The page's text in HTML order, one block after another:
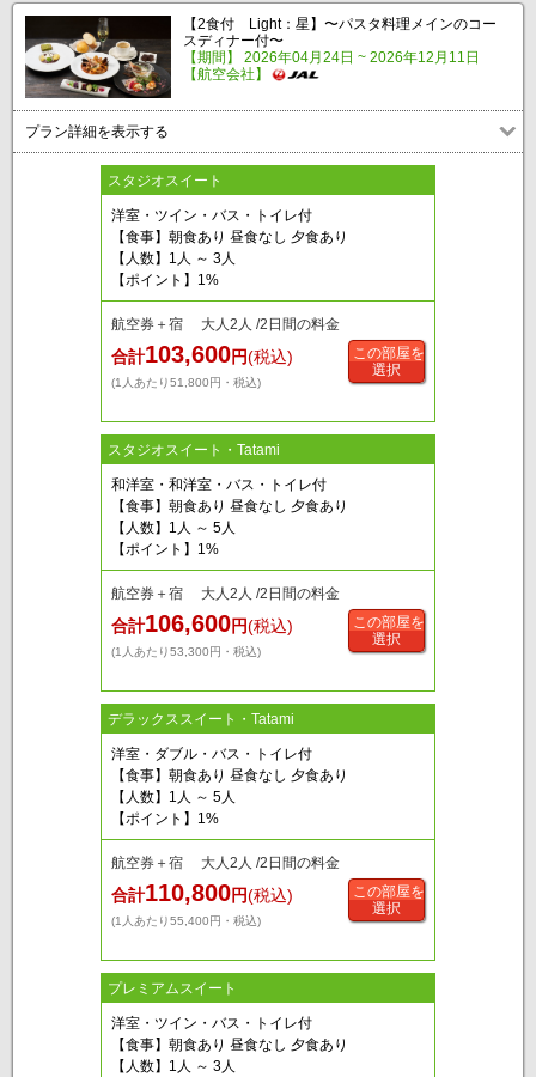
【2食付 Light：星】〜パスタ料理メインのコー
スディナー付〜
【期間】 2026年04月24日 ~ 2026年12月11日
【航空会社】
プラン詳細を表示する
スタジオスイート
洋室・ツイン・バス・トイレ付
【食事】朝食あり 昼食なし 夕食あり
【人数】1人 ～ 3人
【ポイント】1%
航空券＋宿 大人2人 /2日間の料金
合計103,600円(税込)
(1人あたり51,800円・税込)
この部屋を
選択
スタジオスイート・Tatami
和洋室・和洋室・バス・トイレ付
【食事】朝食あり 昼食なし 夕食あり
【人数】1人 ～ 5人
【ポイント】1%
航空券＋宿 大人2人 /2日間の料金
合計106,600円(税込)
(1人あたり53,300円・税込)
この部屋を
選択
デラックススイート・Tatami
洋室・ダブル・バス・トイレ付
【食事】朝食あり 昼食なし 夕食あり
【人数】1人 ～ 5人
【ポイント】1%
航空券＋宿 大人2人 /2日間の料金
合計110,800円(税込)
(1人あたり55,400円・税込)
この部屋を
選択
プレミアムスイート
洋室・ツイン・バス・トイレ付
【食事】朝食あり 昼食なし 夕食あり
【人数】1人 ～ 3人